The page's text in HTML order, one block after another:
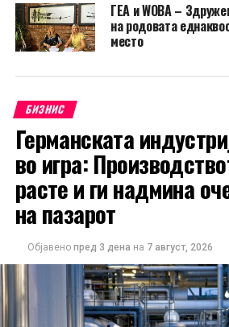
ГЕА и WOBA –
на родовата
место
БИЗНИС
Германската
во игра:
расте и ги надмина
на пазарот
Објавено пред 3 дена на 7 август, 2026